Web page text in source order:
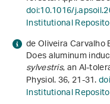
doi:10.1016/
Institutional
de Oliveira Carvalho
Does aluminum
sylvestris, an Al-
Physiol.36, 21-31.
Institutional